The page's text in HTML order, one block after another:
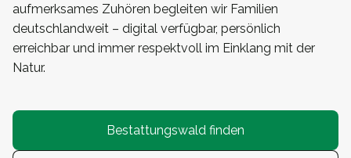
aufmerksames Zuhören begleiten wir Familien
deutschlandweit – digital verfügbar, persönlich
erreichbar und immer respektvoll im Einklang mit der
Natur.
Bestattungswald finden